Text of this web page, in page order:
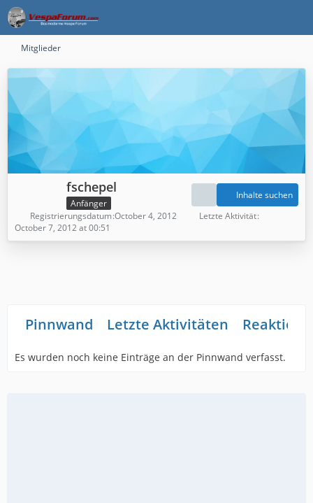
Mitglieder
fschepel
Anfänger
Inhalte suchen
Registrierungsdatum October 4, 2012
Letzte Aktivität
October 7, 2012 at 00:51
Pinnwand Letzte Aktivitäten
Es wurden noch keine Einträge an der Pinnwand verfasst.